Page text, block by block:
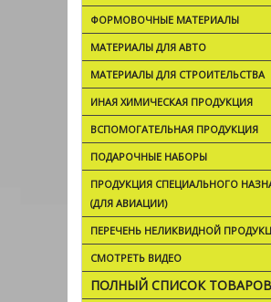
ФОРМОВОЧНЫЕ МАТЕРИАЛЫ
МАТЕРИАЛЫ ДЛЯ АВТО
МАТЕРИАЛЫ ДЛЯ СТРОИТЕЛЬСТВА
ИНАЯ ХИМИЧЕСКАЯ ПРОДУКЦИЯ
ВСПОМОГАТЕЛЬНАЯ ПРОДУКЦИЯ
ПОДАРОЧНЫЕ НАБОРЫ
ПРОДУКЦИЯ СПЕЦИАЛЬНОГО
(ДЛЯ АВИАЦИИ)
ПЕРЕЧЕНЬ НЕЛИКВИДНОЙ
СМОТРЕТЬ ВИДЕО
ПОЛНЫЙ СПИСОК ТОВАРОВ